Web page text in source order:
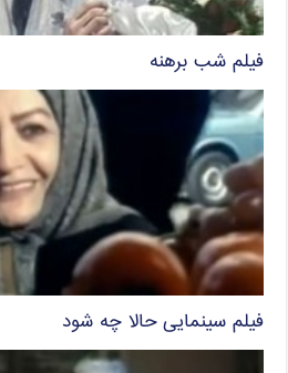
فیلم شب برهنه
فیلم سینمایی حالا چه شود